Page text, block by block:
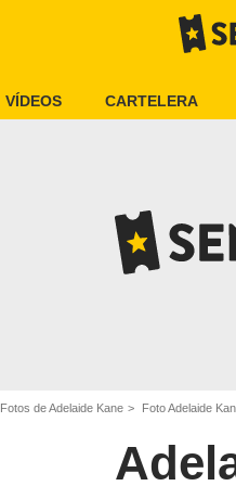
VÍDEOS CARTELERA
Fotos de Adelaide Kane Foto Adelaide